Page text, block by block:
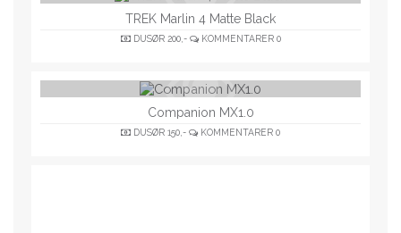
TREK Marlin 4 Matte Black
DUSØR 200,- KOMMENTARER 0
Companion MX1.0
DUSØR 150,- KOMMENTARER 0